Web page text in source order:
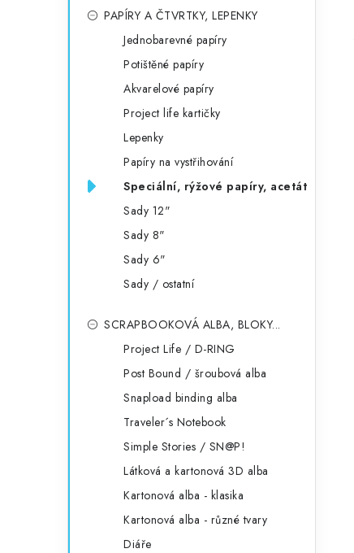
PAPÍRY A ČTVRTKY, LEPENKY
Jednobarevné papíry
Potištěné papíry
Akvarelové papíry
Project life kartičky
Lepenky
Papíry na vystřihování
Speciální, rýžové papíry, acetát
Sady 12"
Sady 8"
Sady 6"
Sady / ostatní
SCRAPBOOKOVÁ ALBA, BLOKY...
Project Life / D-RING
Post Bound / šroubová alba
Snapload binding alba
Traveler´s Notebook
Simple Stories / SN@P!
Látková a kartonová 3D alba
Kartonová alba - klasika
Kartonová alba - různé tvary
Diáře